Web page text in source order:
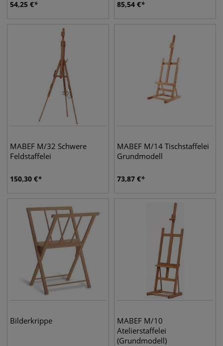
54,25 € 85,54 €
MABEF M/32 Schwere
Feldstaffelei
150,30 €
MABEF M/14 Tischstaffelei
Grundmodell
73,87 €
Bilderkrippe
MABEF M/10
Atelierstaffelei
(Grundmodell)